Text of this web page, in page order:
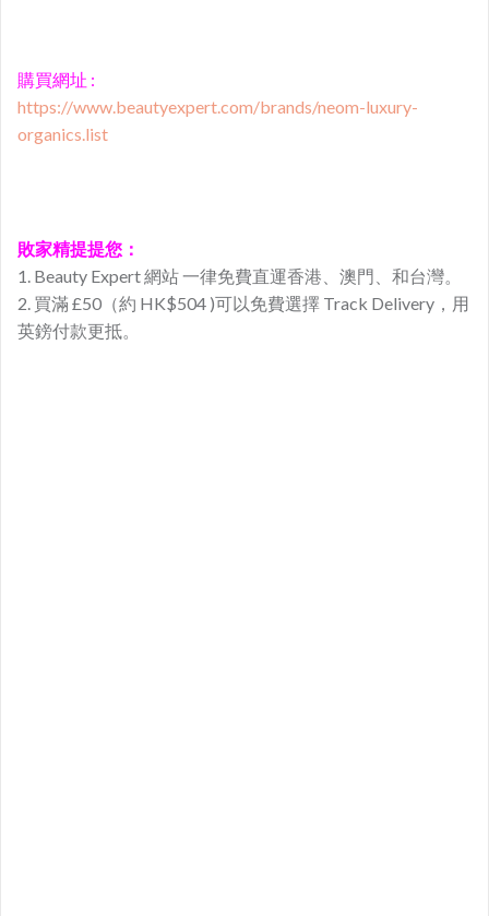
購買網址 :
https://www.beautyexpert.com/brands/neom-luxury-
organics.list
敗家精提提您：
1. Beauty Expert 網站 一律免費直運香港、澳門、和台灣。
2. 買滿 £50（約 HK$504 )可以免費選擇 Track Delivery，用
英鎊付款更抵。